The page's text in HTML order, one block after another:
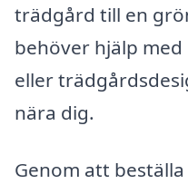
trädgård till en
behöver hjälp
eller
nära dig.
Genom att